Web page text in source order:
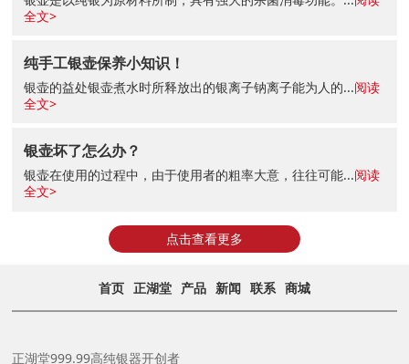
全文>
纯手工银壶保养小知识！
银壶的益处银壶煮水时所释放出的银离子钠离子能为人的...阅读
全文>
银壶坏了怎么办？
银壶在使用的过程中，由于使用者的粗率大意，往往可能...阅读
全文>
点击查看更多
首页 正湖堂 产品 新闻 联系 商城
正湖堂999.99高纯银器开创者